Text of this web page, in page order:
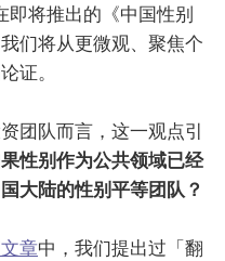
将推出的《中国性别
们将从更微观、聚焦个
证。
团队而言，这一观点引
性别作为公共领域已经
大陆的性别平等团队？
章中，我们提出过「翻